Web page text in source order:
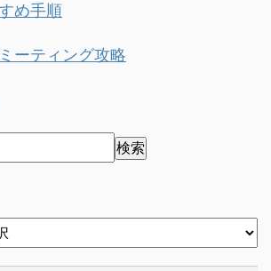
め手順
ーティング攻略